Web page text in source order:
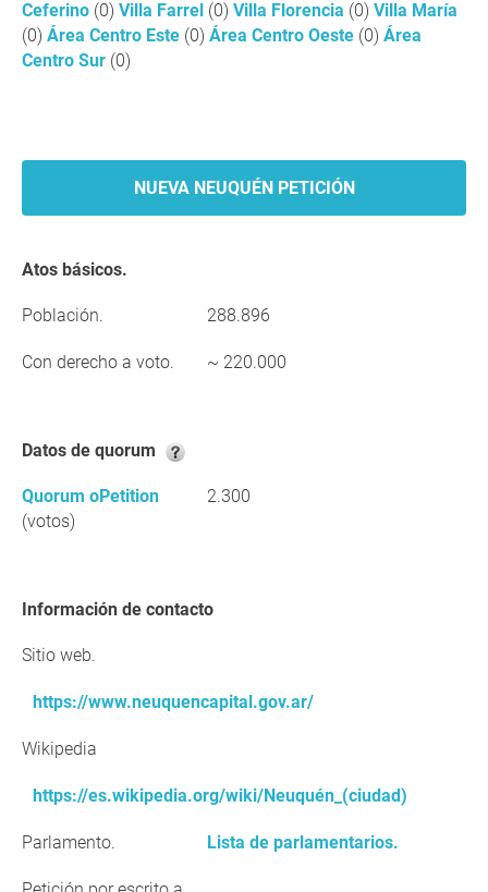
Ceferino (0) Villa Farrel (0) Villa Florencia (0) Villa María
(0) Área Centro Este (0) Área Centro Oeste (0) Área
Centro Sur (0)
NUEVA NEUQUÉN PETICIÓN
Atos básicos.
Población. 288.896
Con derecho a voto. ~ 220.000
Datos de quorum
Quorum oPetition
(votos)
2.300
Información de contacto
Sitio web.
https://www.neuquencapital.gov.ar/
Wikipedia
https://es.wikipedia.org/wiki/Neuquén_(ciudad)
Parlamento. Lista de parlamentarios.